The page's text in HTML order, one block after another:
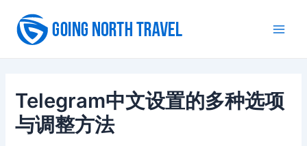
content
Telegram中文设置的多种选项
与调整方法